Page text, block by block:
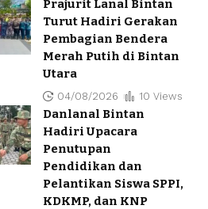
Dugaan Penghalangan Jurnalis
di Public Expose PT ABM
Investama Tbk, Panitia EO
Disorot
Prajurit Lanal Bintan
Turut Hadiri Gerakan
Pembagian Bendera
Merah Putih di Bintan
Utara
04/08/2026 10 Views
Danlanal Bintan
Hadiri Upacara
Penutupan
Pendidikan dan
Pelantikan Siswa SPPI,
KDKMP, dan KNP